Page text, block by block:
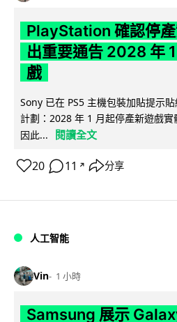
PlayStation 確認停
出重要通告 2028 年
戲
Sony 已在 PS5 主機包裝加貼提示
計劃：2028 年 1 月起停產新遊戲
因此...
閱讀全文
20 11 ↗ 分享
人工智能
Vin 1 小時
Samsung 展示